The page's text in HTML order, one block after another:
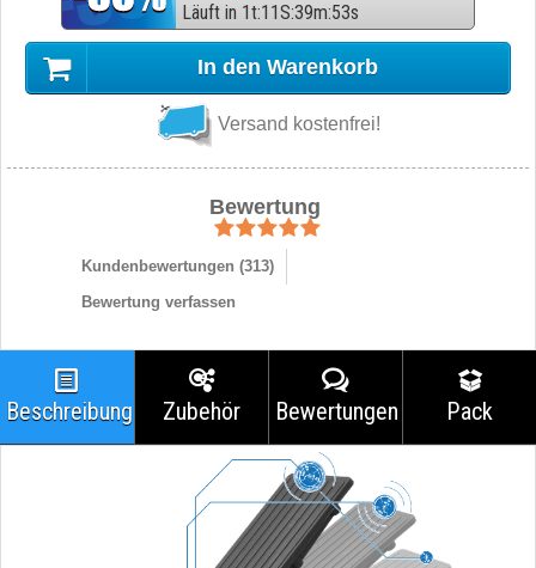
Läuft in 1t:11S:39m:52s
In den Warenkorb
Versand kostenfrei!
Bewertung
Kundenbewertungen (313)
Bewertung verfassen
Beschreibung Zubehör Bewertungen Pack